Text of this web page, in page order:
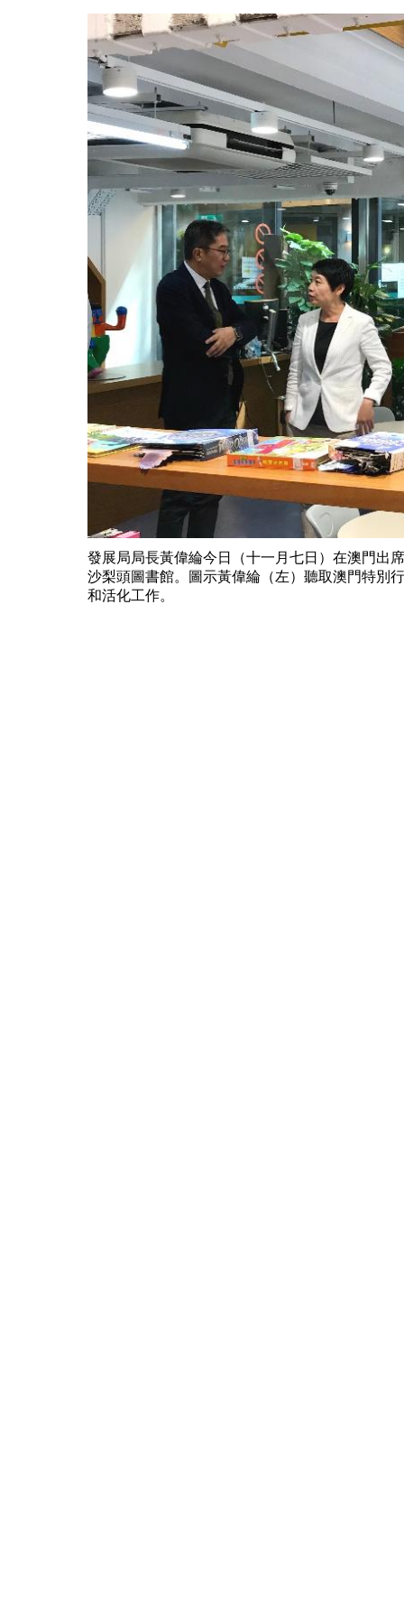
發展局局長黃偉綸今日（十一月七日）在澳門出
沙梨頭圖書館。圖示黃偉綸（左）聽取澳門特別
和活化工作。